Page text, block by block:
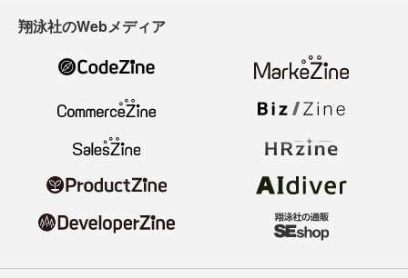
翔泳社のWebメディア